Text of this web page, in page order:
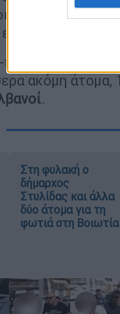
αλβανικής
που αφορά το
ακόμη
.
Στη φυλακή ο
δήμαρχος
Στυλίδας και άλλα
δύο άτομα για τη
φωτιά στη Βοιωτία